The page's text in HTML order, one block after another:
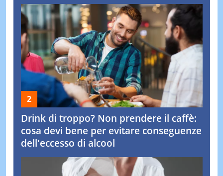
Drink di troppo? Non prendere il caffè:
cosa devi bene per evitare conseguenze
dell'eccesso di alcool